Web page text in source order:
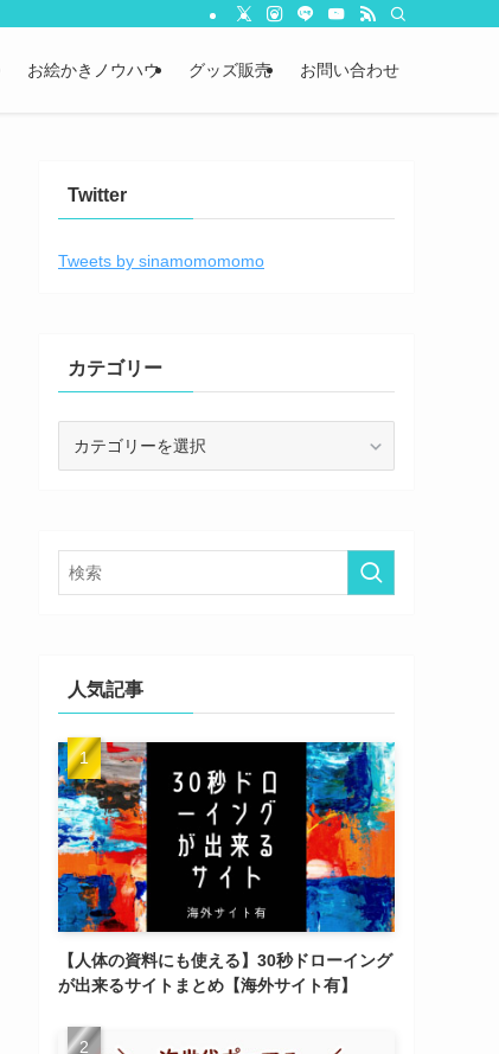
お絵かきノウハウ グッズ販売 お問い合わせ
Twitter
Tweets by sinamomomomo
カテゴリー
人気記事
【人体の資料にも使える】30秒ドローイング
が出来るサイトまとめ【海外サイト有】